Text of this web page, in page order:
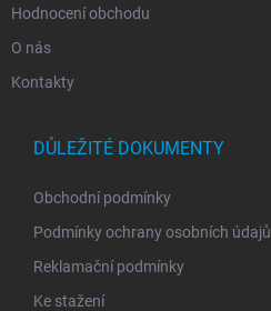
Hodnocení obchodu
O nás
Kontakty
DŮLEŽITÉ DOKUMENTY
Obchodní podmínky
Podmínky ochrany osobních údajů
Reklamační podmínky
Ke stažení